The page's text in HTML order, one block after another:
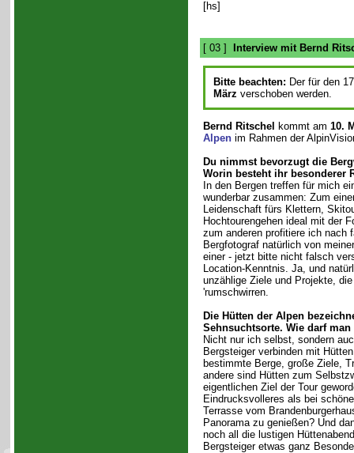
[hs]
[ 03 ] Interview mit Bernd
Bitte beachten: Der für den
März verschoben werden.
Bernd Ritschel kommt am 10.
Alpenim Rahmen der
Du nimmst bevorzugt die
Worin besteht ihr besonderer
In den Bergen treffen für mich
wunderbar zusammen: Zum
Leidenschaft fürs Klettern,
Hochtourengehen ideal mit der
zum anderen profitiere ich nach
Bergfotograf natürlich von
einer - jetzt bitte nicht falsch
Location-Kenntnis. Ja, und
unzählige Ziele und Projekte,
'rumschwirren.
Die Hütten der Alpen
Sehnsuchtsorte. Wie darf man
Nicht nur ich selbst, sondern
Bergsteiger verbinden mit
bestimmte Berge, große Ziele,
andere sind Hütten zum
eigentlichen Ziel der Tour
Eindrucksvolleres als bei
Terrasse vom
Panorama zu genießen? Und
noch all die lustigen
Bergsteiger etwas ganz